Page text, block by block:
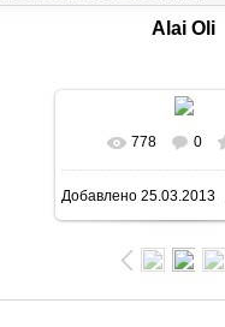
Alai Oli
В реальном
640x564/
778 0
Добавлено 25.03.2013